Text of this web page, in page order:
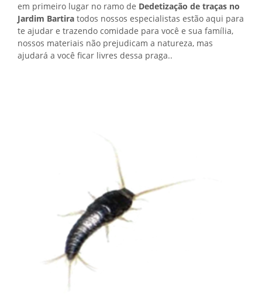
em primeiro lugar no ramo de Dedetização de traças no
Jardim Bartira todos nossos especialistas estão aqui para
te ajudar e trazendo comidade para você e sua família,
nossos materiais não prejudicam a natureza, mas
ajudará a você ficar livres dessa praga..